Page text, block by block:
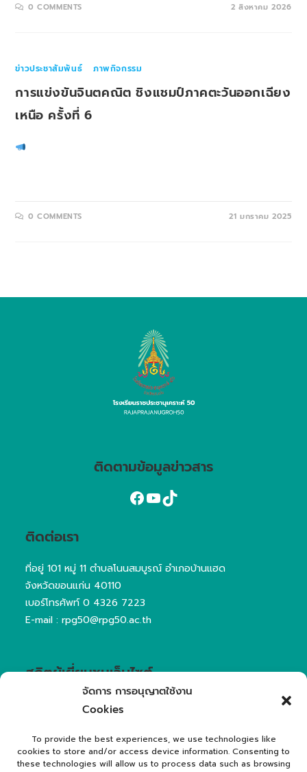
จัดการ การอนุญาตใช้งาน
Cookies
To provide the best experiences, we use technologies like
cookies to store and/or access device information. Consenting to
these technologies will allow us to process data such as browsing
0 COMMENTS 2 สิงหาคม 2026
ข่าวประชาสัมพันธ์ /ภาพกิจกรรม
การแข่งขันจินตคณิต ชิงแชมป์ภาคตะวันออกเฉียง
เหนือ ครั้งที่ 6
0 COMMENTS 21 มกราคม 2025
ติดตามข้อมูลข่าวสาร
ติดต่อเรา
ที่อยู่ 101 หมู่ 11 ตำบลโนนสมบูรณ์ อำเภอบ้านแฮด
จังหวัดขอนแก่น 40110
เบอร์โทรศัพท์0 4326 7223
E-mail : rpg50@rpg50.ac.th
สถิตผู้เยี่ยมชมเว็บไซต์
User Online Now
View Page for today
Visitors for today
Visitors for this month
1,805
Visitors for this year
46K